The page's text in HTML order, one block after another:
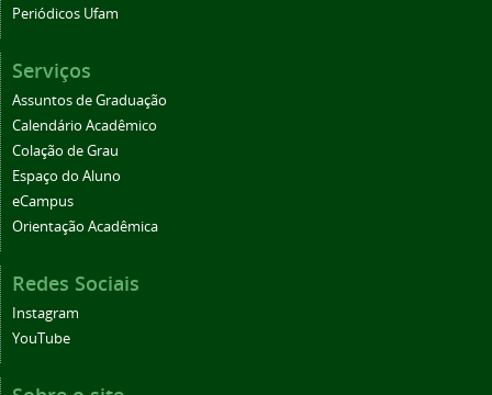
Periódicos Ufam
Serviços
Assuntos de Graduação
Calendário Acadêmico
Colação de Grau
Espaço do Aluno
eCampus
Orientação Acadêmica
Redes Sociais
Instagram
YouTube